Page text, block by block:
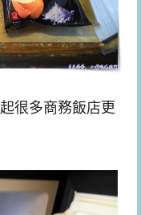
很多商務飯店更